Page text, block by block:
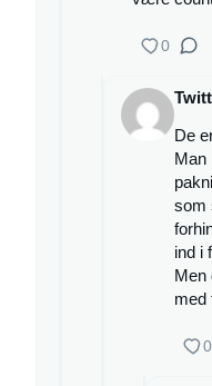
0
De
Man
som
ind i
Men
med
0